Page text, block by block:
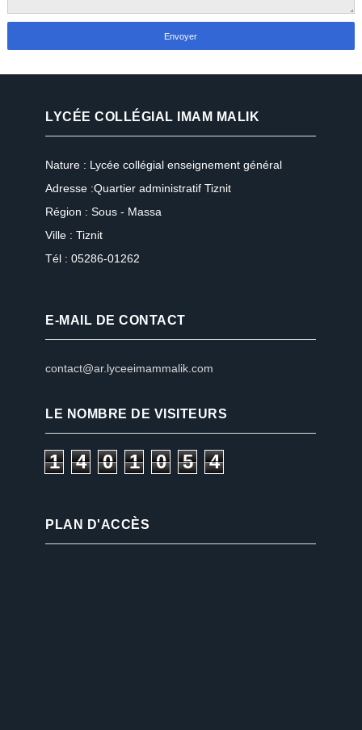
LYCÉE COLLÉGIAL IMAM MALIK
Nature : Lycée collégial enseignement général
Adresse :Quartier administratif Tiznit
Région : Sous - Massa
Ville : Tiznit
Tél : 05286-01262
E-MAIL DE CONTACT
contact@ar.lyceeimammalik.com
LE NOMBRE DE VISITEURS
1 4 0 1 0 5 4
PLAN D'ACCÈS